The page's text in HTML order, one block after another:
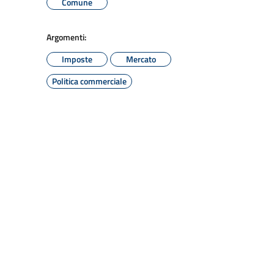
Argomenti:
Imposte
Mercato
Politica commerciale